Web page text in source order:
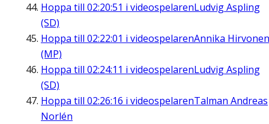
Hoppa till 02:20:51 i videospelarenLudvig Aspling
(SD)
Hoppa till 02:22:01 i videospelarenAnnika Hirvonen
(MP)
Hoppa till 02:24:11 i videospelarenLudvig Aspling
(SD)
Hoppa till 02:26:16 i videospelarenTalman Andreas
Norlén